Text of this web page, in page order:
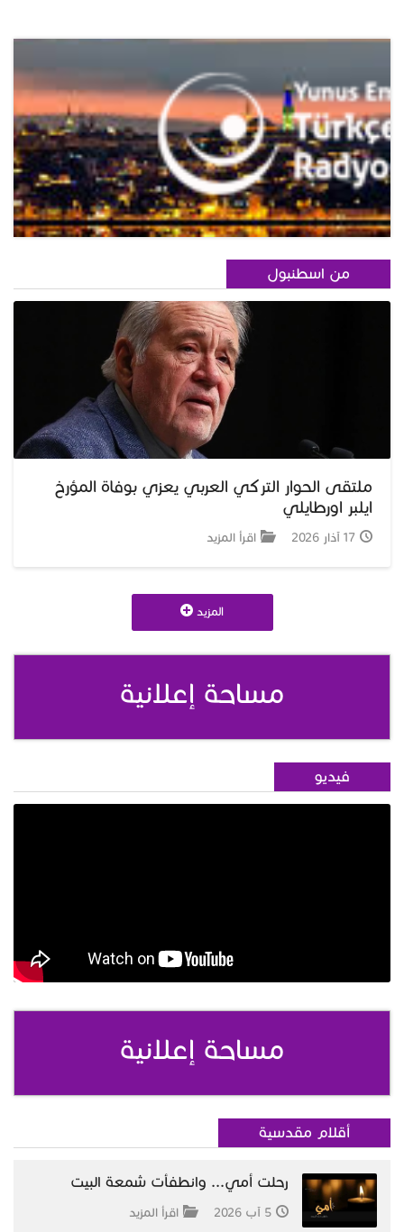
من اسطنبول
ملتقى الحوار التركي العربي يعزي بوفاة المؤرخ
ايلبر اورطايلي
17 آذار 2026 اقرأ المزيد
المزيد
مساحة إعلانية
فيديو
مساحة إعلانية
أقلام مقدسية
رحلت أمي... وانطفأت شمعة البيت
5 آب 2026 اقرأ المزيد